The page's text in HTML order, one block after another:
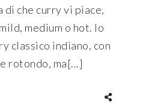
di che curry vi piace,
medium o hot. Io
classico indiano, con
rotondo, ma[...]